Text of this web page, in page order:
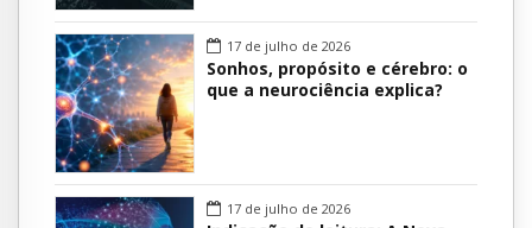
17 de julho de 2026
Sonhos, propósito e cérebro: o
que a neurociência explica?
17 de julho de 2026